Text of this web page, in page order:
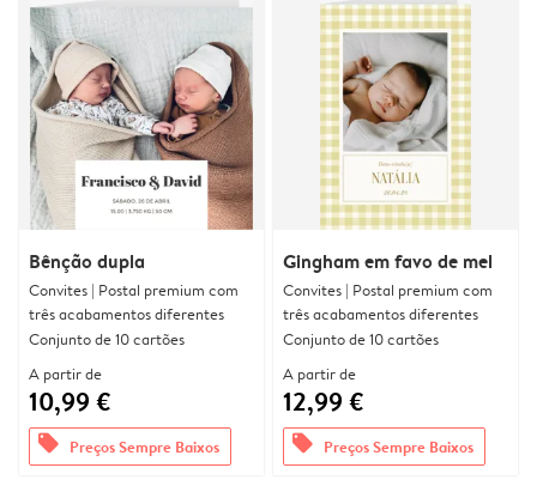
Bênção dupla
Convites | Postal premium com
três acabamentos diferentes
Conjunto de 10 cartões
A partir de
10,99 €
offers Preços Sempre Baixos
Gingham em favo de mel
Convites | Postal premium com
três acabamentos diferentes
Conjunto de 10 cartões
A partir de
12,99 €
offers Preços Sempre Baixos